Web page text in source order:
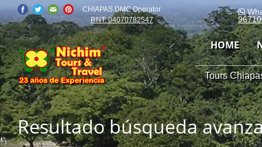
CHIAPAS DMC Operator
RNT: 04070782547
HOME
Tours
Resultado búsqueda